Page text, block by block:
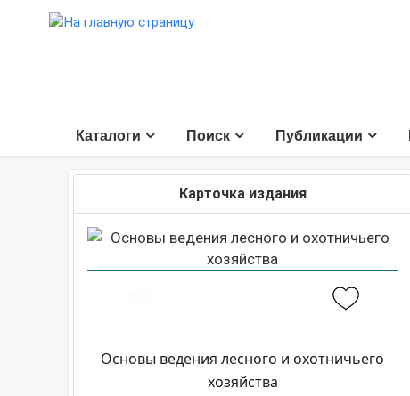
Каталоги Поиск Публикации
Карточка издания
Основы ведения лесного и охотничьего
хозяйства